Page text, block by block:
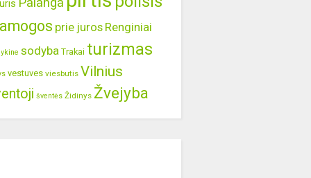
prie juros Renginiai
sodyba Trakai turizmas
vestuves viesbutis Vilnius
šventės Židinys Žvejyba